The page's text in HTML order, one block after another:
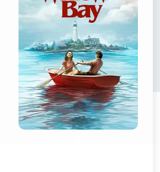
克里斯托弗·C·詹姆斯 Shawn Jain